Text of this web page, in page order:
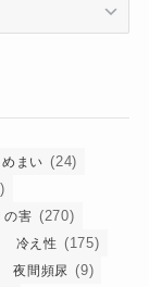
めまい (24)
の害 (270)
冷え性 (175)
夜間頻尿 (9)